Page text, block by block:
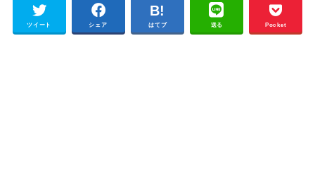
ツイート シェア はてブ 送る Pocket